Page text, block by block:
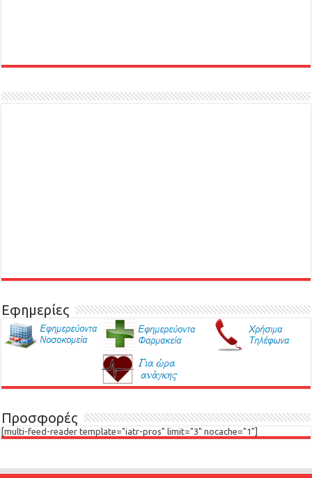
Εφημερίες
Προσφορές
[multi-feed-reader template="iatr-pros" limit="3" nocache="1"]